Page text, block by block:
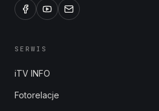
SERWIS
iTV INFO
Fotorelacje